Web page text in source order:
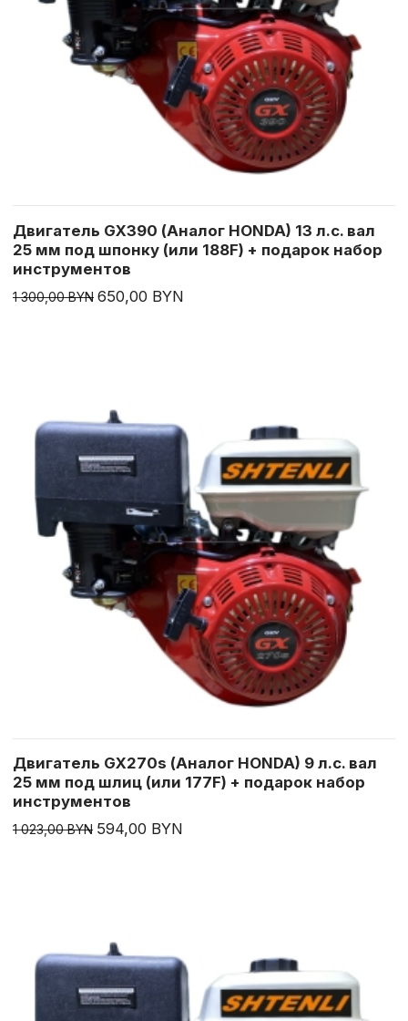
Двигатель GX390 (Аналог HONDA) 13 л.с. вал
25 мм под шпонку (или 188F) + подарок набор
инструментов
1 300,00 BYN 650,00 BYN
Двигатель GX270s (Аналог HONDA) 9 л.с. вал
25 мм под шлиц (или 177F) + подарок набор
инструментов
1 023,00 BYN 594,00 BYN